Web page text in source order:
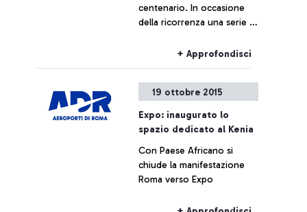
centenario. In occasione
della ricorrenza una serie di
+ Approfondisci
19 ottobre 2015
Expo: inaugurato lo
spazio dedicato al Kenia
Con Paese Africano si
chiude la manifestazione
Roma verso Expo